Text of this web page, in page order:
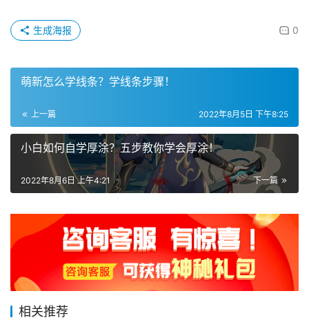
0
生成海报
萌新怎么学线条？学线条步骤！
上一篇 2022年8月5日 下午8:25
小白如何自学厚涂？五步教你学会厚涂！
下一篇
2022年8月6日 上午4:21
相关推荐